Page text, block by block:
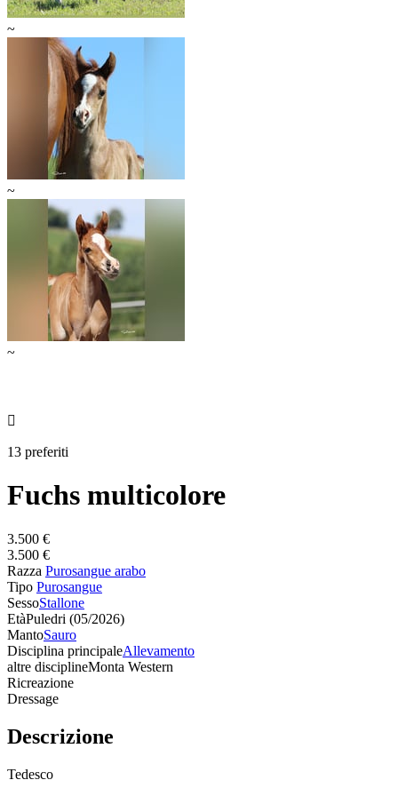
~
~
~

13 preferiti
Fuchs multicolore
3.500 €
3.500 €
Razza Purosangue arabo
Tipo Purosangue
SessoStallone
EtàPuledri (05/2026)
MantoSauro
Disciplina principaleAllevamento
altre disciplineMonta Western
Ricreazione
Dressage
Descrizione
Tedesco